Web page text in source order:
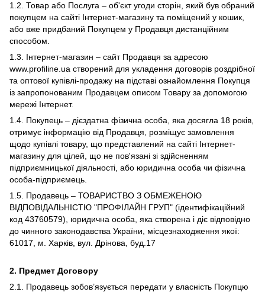
1.2. Товар або Послуга – об'єкт угоди сторін, який був обраний
покупцем на сайті Інтернет-магазину та поміщений у кошик,
або вже придбаний Покупцем у Продавця дистанційним
способом.
1.3. Інтернет-магазин – сайт Продавця за адресою
www.profiline.ua створений для укладення договорів роздрібної
та оптової купівлі-продажу на підставі ознайомлення Покупця
із запропонованим Продавцем описом Товару за допомогою
мережі Інтернет.
1.4. Покупець – дієздатна фізична особа, яка досягла 18 років,
отримує інформацію від Продавця, розміщує замовлення
щодо купівлі товару, що представлений на сайті Інтернет-
магазину для цілей, що не пов'язані зі здійсненням
підприємницької діяльності, або юридична особа чи фізична
особа-підприємець.
1.5. Продавець – ТОВАРИСТВО З ОБМЕЖЕНОЮ
ВIДПОВIДАЛЬНIСТЮ "ПРОФІЛАЙН ГРУП" (ідентифікаційний
код 43760579), юридична особа, яка створена і діє відповідно
до чинного законодавства України, місцезнаходження якої:
61017, м. Харків, вул. Дрінова, буд.17
2. Предмет Договору
2.1. Продавець зобов’язується передати у власність Покупцю